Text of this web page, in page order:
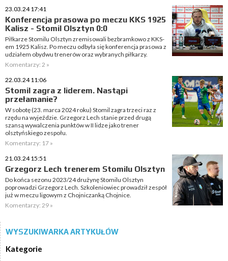
23.03.24 17:41
Konferencja prasowa po meczu KKS 1925
Kalisz - Stomil Olsztyn 0:0
Piłkarze Stomilu Olsztyn zremisowali bezbramkowo z KKS-
em 1925 Kalisz. Po meczu odbyła się konferencja prasowa z
udziałem obydwu trenerów oraz wybranych piłkarzy.
Komentarzy: 2 »
22.03.24 11:06
Stomil zagra z liderem. Nastąpi
przełamanie?
W sobotę (23. marca 2024 roku) Stomil zagra trzeci raz z
rzędu na wyjeździe. Grzegorz Lech stanie przed drugą
szansą wywalczenia punktów w II lidze jako trener
olsztyńskiego zespołu.
Komentarzy: 17 »
21.03.24 15:51
Grzegorz Lech trenerem Stomilu Olsztyn
Do końca sezonu 2023/24 drużynę Stomilu Olsztyn
poprowadzi Grzegorz Lech. Szkoleniowiec prowadził zespół
już w meczu ligowym z Chojniczanką Chojnice.
Komentarzy: 29 »
WYSZUKIWARKA ARTYKUŁÓW
Kategorie